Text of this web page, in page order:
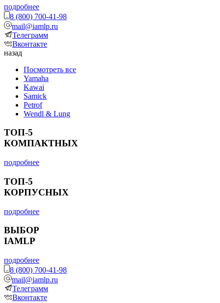
подробнее
8 (800) 700-41-98
mail@iamlp.ru
Телеграмм
Вконтакте
назад
Посмотреть все
Yamaha
Kawai
Samick
Petrof
Wendl & Lung
ТОП-5
КОМПАКТНЫХ
подробнее
ТОП-5
КОРПУСНЫХ
подробнее
ВЫБОР
IAMLP
подробнее
8 (800) 700-41-98
mail@iamlp.ru
Телеграмм
Вконтакте